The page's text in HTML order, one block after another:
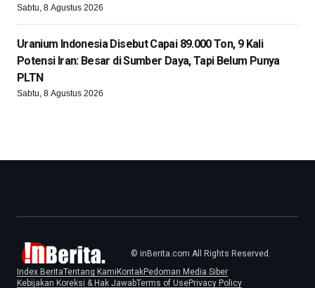
Sabtu, 8 Agustus 2026
Uranium Indonesia Disebut Capai 89.000 Ton, 9 Kali
Potensi Iran: Besar di Sumber Daya, Tapi Belum Punya
PLTN
Sabtu, 8 Agustus 2026
© inBerita.com All Rights Reserved.
Index BeritaTentang Kami KontakPedoman Media Siber
Kebijakan Koreksi & Hak JawabTerms of UsePrivacy Policy